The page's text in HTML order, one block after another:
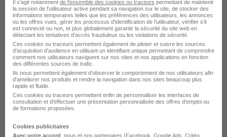
Voir l’offre
il y a 7 jours
CDD - Acheteur·euse Polyvalent·e -
Approvisionneur·se de l'Echelon
Central H/F
CEA
Saclay - 91 CDD
Voir l’offre
Il s'agit notamment de l'ensemble des cookies ou traceurs permettant de maintenir
la session de l'utilisateur active pendant sa navigation sur le site, de stocker des
informations temporaires telles que les préférences des utilisateurs, les annonces
ou les offres vues, gérer les processus d'identification de l'utilisateur, vérifier s'il
est connecté ou non, et plus globalement garantir la sécurité du site web en
détectant les tentatives d'accès frauduleux ou les violations de sécurité.
Ces cookies ou traceurs permettent également de piloter et suivre les sources
d'acquisition d'audience en utilisant un identifiant unique permettant de comprendre
comment nos utilisateurs naviguent sur nos sites et nos applications en fonction
des différentes sources de trafic.
Ils nous permettent également d’observer le comportement de nos utilisateurs afin
d'améliorer nos produits et rendre la navigation dans nos sites beaucoup plus
rapide et fluide.
Ces cookies ou traceurs permettent enfin de personnaliser les interfaces de
consultation et d'effectuer une présentation personnalisée des offres d'emploi ou
de formations proposées.
Cookies publicitaires
Avec votre accord , nous et nos partenaires (Facebook, Google Ads , Critéo,